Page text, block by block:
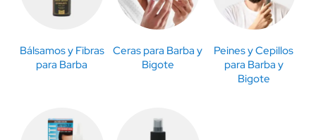
Bálsamos y Fibras
para Barba
Ceras para Barba y
Bigote
Peines y Cepillos
para Barba y
Bigote